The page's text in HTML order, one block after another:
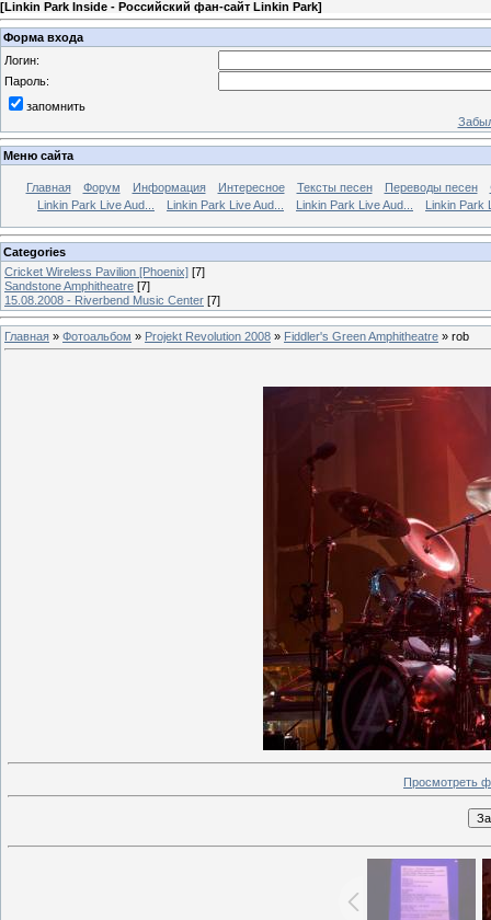
[Linkin Park Inside - Российский фан-сайт Linkin Park]
Форма входа
Логин:
Пароль:
запомнить
Меню сайта
Главная Форум Информация Интересное Тексты песен Переводы песен
Linkin Park Live Aud...
Linkin Park Live Aud... Linkin Park Live Aud... Linkin Park
Categories
Cricket Wireless Pavilion [Phoenix] [7]
Sandstone Amphitheatre [7]
15.08.2008 - Riverbend Music Center [7]
Главная » Фотоальбом » Projekt Revolution 2008 » Fiddler's Green Amphitheatre » rob
Просмотреть